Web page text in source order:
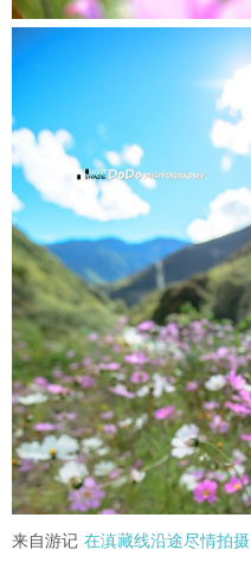
来自游记 在滇藏线沿途尽情拍摄